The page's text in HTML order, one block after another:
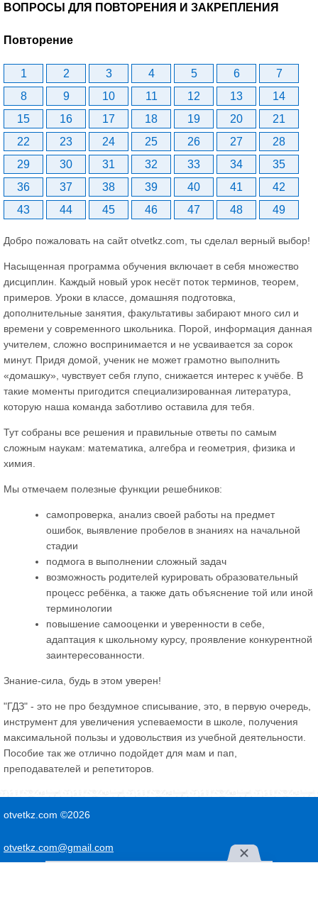
ВОПРОСЫ ДЛЯ ПОВТОРЕНИЯ И ЗАКРЕПЛЕНИЯ
Повторение
1 2 3 4 5 6
7
8
9 10 11 12 13
14
15
16 17 18 19 20
21
22
23 24 25 26 27
28
29
30 31 32 33 34
35
36
37 38 39 40 41
42
43
44 45 46 47 48 49
Добро пожаловать на сайт otvetkz.com, ты сделал верный выбор!
Насыщенная программа обучения включает в себя множество
дисциплин. Каждый новый урок несёт поток терминов, теорем,
примеров. Уроки в классе, домашняя подготовка,
дополнительные занятия, факультативы забирают много сил и
времени у современного школьника. Порой, информация данная
учителем, сложно воспринимается и не усваивается за сорок
минут. Придя домой, ученик не может грамотно выполнить
«домашку», чувствует себя глупо, снижается интерес к учёбе. В
такие моменты пригодится специализированная литература,
которую наша команда заботливо оставила для тебя.
Тут собраны все решения и правильные ответы по самым
сложным наукам: математика, алгебра и геометрия, физика и
химия.
Мы отмечаем полезные функции решебников:
самопроверка, анализ своей работы на предмет
ошибок, выявление пробелов в знаниях на начальной
стадии
подмога в выполнении сложный задач
возможность родителей курировать образовательный
процесс ребёнка, а также дать объяснение той или иной
терминологии
повышение самооценки и уверенности в себе,
адаптация к школьному курсу, проявление конкурентной
заинтересованности.
Знание-сила, будь в этом уверен!
"ГДЗ" - это не про бездумное списывание, это, в первую очередь,
инструмент для увеличения успеваемости в школе, получения
максимальной пользы и удовольствия из учебной деятельности.
Пособие так же отлично подойдет для мам и пап,
преподавателей и репетиторов.
otvetkz.com ©2026
otvetkz.com@gmail.com